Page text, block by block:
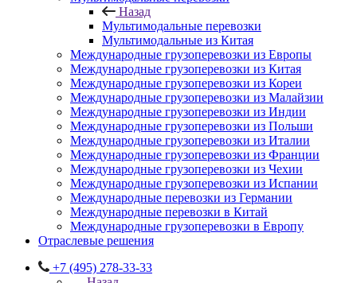
Назад
Мультимодальные перевозки
Мультимодальные из Китая
Международные грузоперевозки из Европы
Международные грузоперевозки из Китая
Международные грузоперевозки из Кореи
Международные грузоперевозки из Малайзии
Международные грузоперевозки из Индии
Международные грузоперевозки из Польши
Международные грузоперевозки из Италии
Международные грузоперевозки из Франции
Международные грузоперевозки из Чехии
Международные грузоперевозки из Испании
Международные перевозки из Германии
Международные перевозки в Китай
Международные грузоперевозки в Европу
Отраслевые решения
+7 (495) 278-33-33